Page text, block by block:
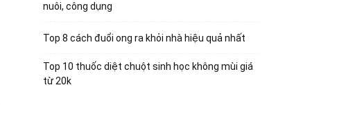
nuôi, công dụng
Top 8 cách đuổi ong ra khỏi nhà hiệu quả nhất
Top 10 thuốc diệt chuột sinh học không mùi giá
từ 20k